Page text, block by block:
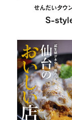
せんだいタウ
S-